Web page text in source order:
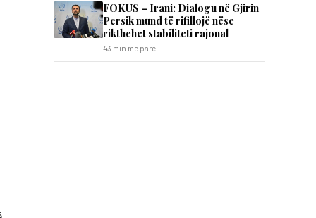
FOKUS – Irani: Dialogu në Gjirin
Persik mund të rifillojë nëse
rikthehet stabiliteti rajonal
43 min më parë